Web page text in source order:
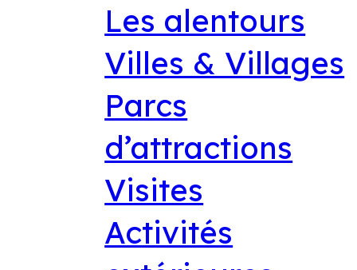
Les alentours
Villes & Villages
Parcs
d’attractions
Visites
Activités